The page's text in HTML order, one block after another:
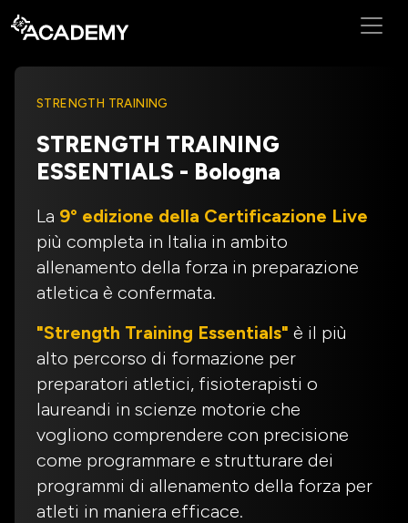
STRENGTH TRAINING
STRENGTH TRAINING
ESSENTIALS - Bologna
La 9° edizione della Certificazione Live
più completa in Italia in ambito
allenamento della forza in preparazione
atletica è confermata.
"Strength Training Essentials" è il più
alto percorso di formazione per
preparatori atletici, fisioterapisti o
laureandi in scienze motorie che
vogliono comprendere con precisione
come programmare e strutturare dei
programmi di allenamento della forza per
atleti in maniera efficace.